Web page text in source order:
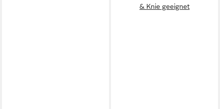
& Knie geeignet